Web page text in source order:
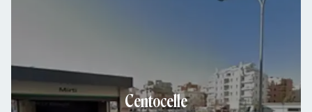
Centocelle